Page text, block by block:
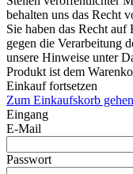
behalten uns das Recht
Sie haben das Recht
gegen die Verarbeitung
unsere Hinweise unter
Produkt ist dem
Einkauf fortsetzen
Zum Einkaufskorb gehen
Eingang
E-Mail
Passwort